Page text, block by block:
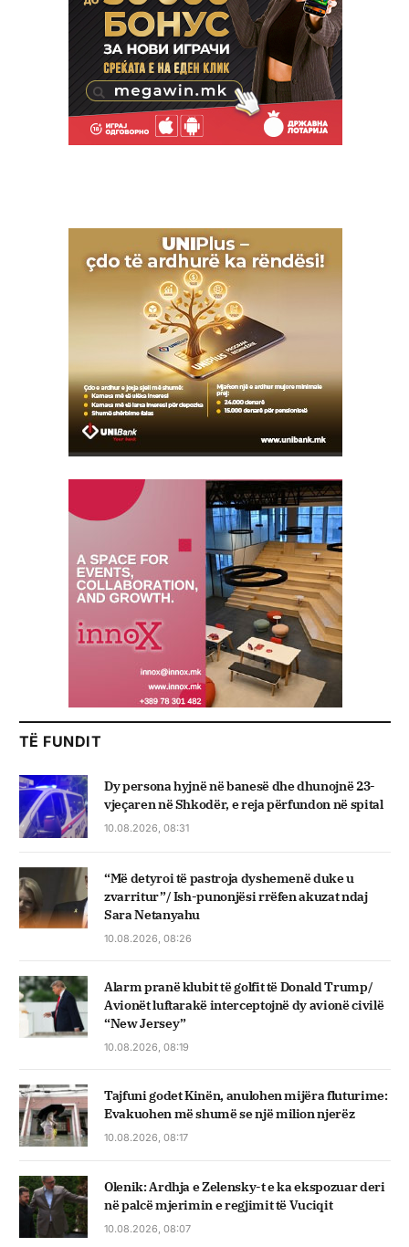
TË FUNDIT
Dy persona hyjnë në banesë dhe dhunojnë 23-
vjeçaren në Shkodër, e reja përfundon në spital
10.08.2026, 08:31
“Më detyroi të pastroja dyshemenë duke u
zvarritur”/ Ish-punonjësi rrëfen akuzat ndaj
Sara Netanyahu
10.08.2026, 08:26
Alarm pranë klubit të golfit të Donald Trump/
Avionët luftarakë interceptojnë dy avionë civilë
“New Jersey”
10.08.2026, 08:19
Tajfuni godet Kinën, anulohen mijëra fluturime:
Evakuohen më shumë se një milion njerëz
10.08.2026, 08:17
Olenik: Ardhja e Zelensky-t e ka ekspozuar deri
në palcë mjerimin e regjimit të Vuciqit
10.08.2026, 08:07